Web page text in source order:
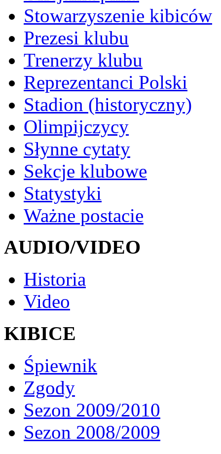
Stowarzyszenie kibiców
Prezesi klubu
Trenerzy klubu
Reprezentanci Polski
Stadion (historyczny)
Olimpijczycy
Słynne cytaty
Sekcje klubowe
Statystyki
Ważne postacie
AUDIO/VIDEO
Historia
Video
KIBICE
Śpiewnik
Zgody
Sezon 2009/2010
Sezon 2008/2009